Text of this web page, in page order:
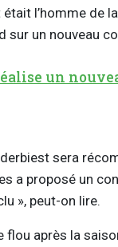
l’homme de
sur un nouveau
un
sera
a proposé un
», peut-on lire.
après la